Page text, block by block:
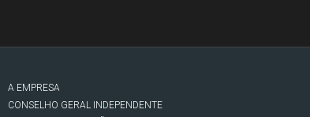
A EMPRESA
CONSELHO GERAL INDEPENDENTE